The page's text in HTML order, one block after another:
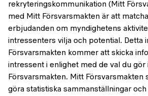
rekryteringskommunikation (Mitt
med Mitt Försvarsmakten är att
erbjudanden om myndighetens
intressenters vilja och potential. Detta
Försvarsmakten kommer att skicka
intressent i enlighet med de val du gör
Försvarsmakten. Mitt Försvarsmakten
göra statistiska sammanställningar